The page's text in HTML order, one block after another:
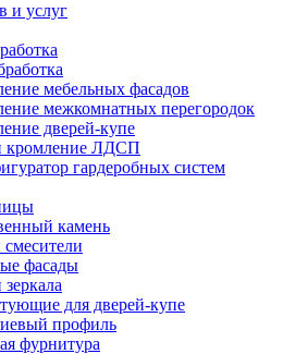
и услуг
мебельных фасадов
межкомнатных перегородок
дверей-купе
кромление ЛДСП
гардеробных систем
камень
фасады
для дверей-купе
профиль
фурнитура